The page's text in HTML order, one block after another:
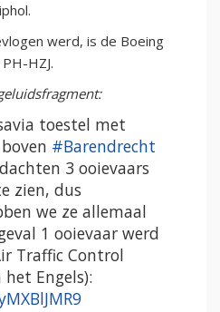
werd, is de Boeing
HZJ.
toestel met
#Barendrecht
3 ooievaars
zien, dus
we ze allemaal
1 ooievaar werd
Traffic Control
Engels):